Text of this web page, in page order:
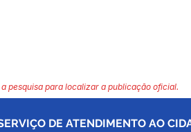
pesquisa para localizar a publicação oficial.
DE ATENDIMENTO AO